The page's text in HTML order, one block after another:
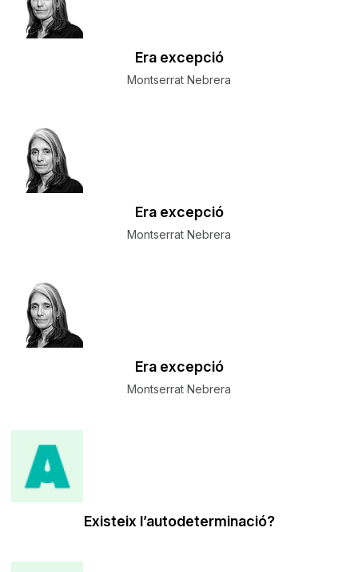
​Era excepció
Montserrat Nebrera
​Era excepció
Montserrat Nebrera
​Era excepció
Montserrat Nebrera
Existeix l’autodeterminació?